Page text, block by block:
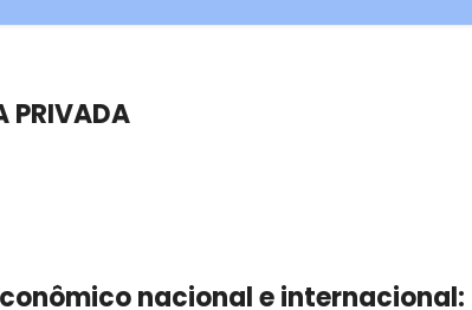
PRIVADA
nacional e internacional: